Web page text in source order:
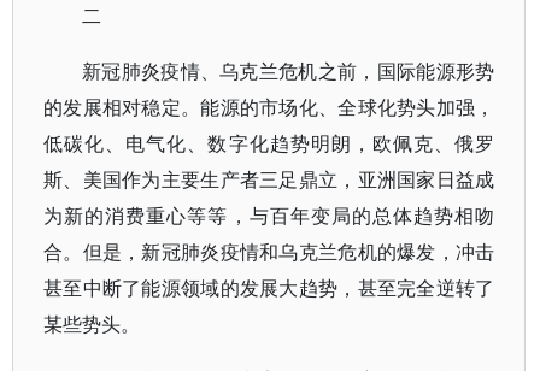
二
新冠肺炎疫情、乌克兰危机之前，国际能源形势
的发展相对稳定。能源的市场化、全球化势头加强，
低碳化、电气化、数字化趋势明朗，欧佩克、俄罗
斯、美国作为主要生产者三足鼎立，亚洲国家日益成
为新的消费重心等等，与百年变局的总体趋势相吻
合。但是，新冠肺炎疫情和乌克兰危机的爆发，冲击
甚至中断了能源领域的发展大趋势，甚至完全逆转了
某些势头。